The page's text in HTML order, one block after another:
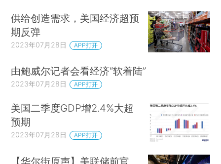
供给创造需求，美国经济超预
期反弹
2023年07月28日 APP打开
由鲍威尔记者会看经济“软着陆”
2023年07月28日 APP打开
美国二季度GDP增2.4%大超
预期
2023年07月28日 APP打开
【华尔街原声】美联储前官